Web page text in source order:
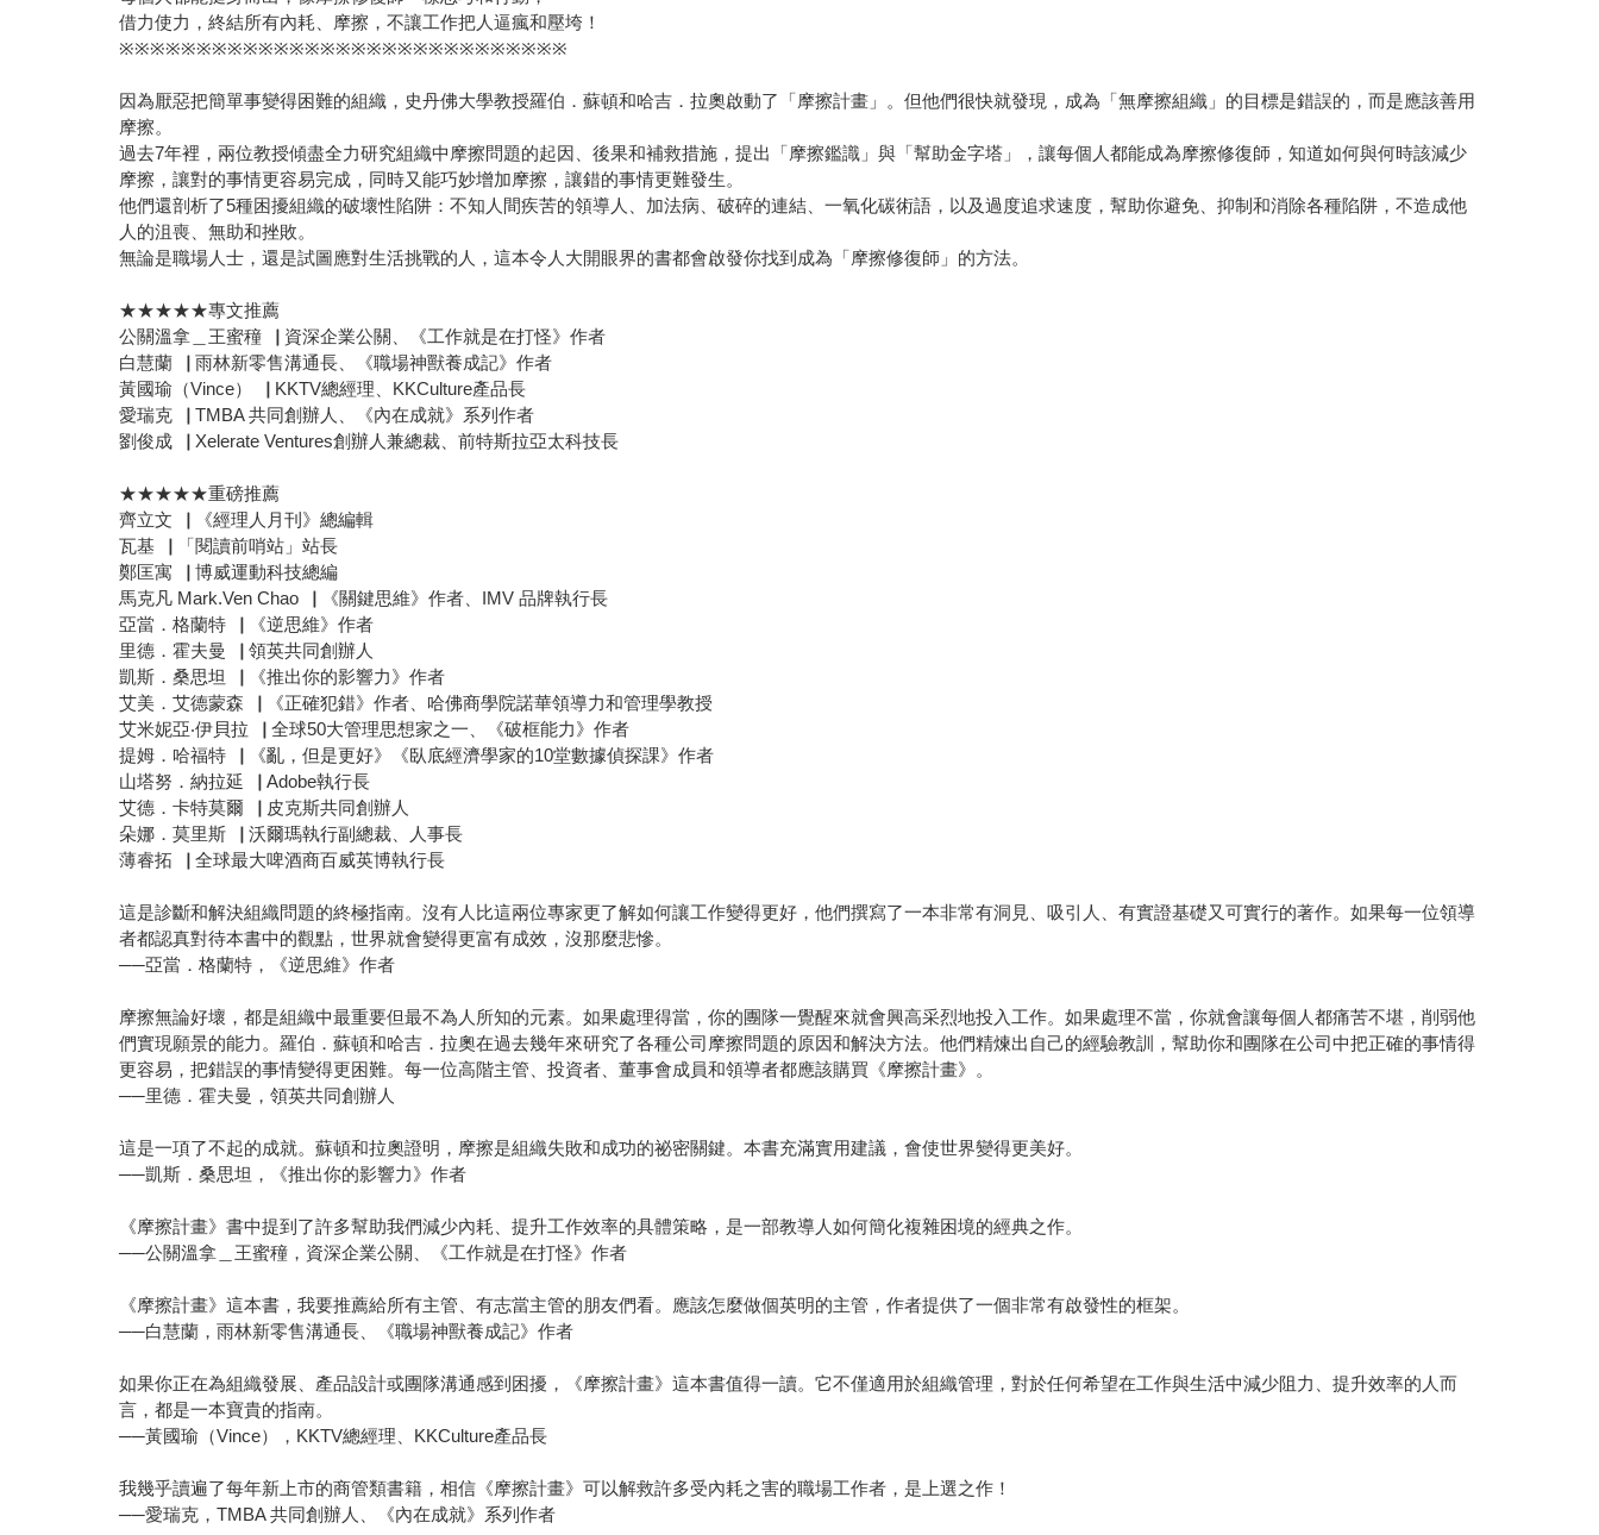
借力使力，終結所有內耗、摩擦，不讓工作把人逼瘋和壓垮！
※※※※※※※※※※※※※※※※※※※※※※※※※※※※※
因為厭惡把簡單事變得困難的組織，史丹佛大學教授羅伯．蘇頓和哈吉．拉奧啟動了「摩擦計畫」。但他們很快就發現，成為「無摩擦組織」的目標是錯誤的，而是應該善用
摩擦。
過去7年裡，兩位教授傾盡全力研究組織中摩擦問題的起因、後果和補救措施，提出「摩擦鑑識」與「幫助金字塔」，讓每個人都能成為摩擦修復師，知道如何與何時該減少
摩擦，讓對的事情更容易完成，同時又能巧妙增加摩擦，讓錯的事情更難發生。
他們還剖析了5種困擾組織的破壞性陷阱：不知人間疾苦的領導人、加法病、破碎的連結、一氧化碳術語，以及過度追求速度，幫助你避免、抑制和消除各種陷阱，不造成他
人的沮喪、無助和挫敗。
無論是職場人士，還是試圖應對生活挑戰的人，這本令人大開眼界的書都會啟發你找到成為「摩擦修復師」的方法。
★★★★★專文推薦
公關溫拿＿王蜜穜▕ 資深企業公關、《工作就是在打怪》作者
白慧蘭▕ 雨林新零售溝通長、《職場神獸養成記》作者
黃國瑜（Vince）▕ KKTV總經理、KKCulture產品長
愛瑞克▕ TMBA 共同創辦人、《內在成就》系列作者
劉俊成▕ Xelerate Ventures創辦人兼總裁、前特斯拉亞太科技長
★★★★★重磅推薦
齊立文▕ 《經理人月刊》總編輯
瓦基▕ 「閱讀前哨站」站長
鄭匡寓▕ 博威運動科技總編
馬克凡 Mark.Ven Chao▕ 《關鍵思維》作者、IMV 品牌執行長
亞當．格蘭特▕ 《逆思維》作者
里德．霍夫曼▕ 領英共同創辦人
凱斯．桑思坦▕ 《推出你的影響力》作者
艾美．艾德蒙森▕ 《正確犯錯》作者、哈佛商學院諾華領導力和管理學教授
艾米妮亞‧伊貝拉▕ 全球50大管理思想家之一、《破框能力》作者
提姆．哈福特▕ 《亂，但是更好》《臥底經濟學家的10堂數據偵探課》作者
山塔努．納拉延▕ Adobe執行長
艾德．卡特莫爾▕ 皮克斯共同創辦人
朵娜．莫里斯▕ 沃爾瑪執行副總裁、人事長
薄睿拓▕ 全球最大啤酒商百威英博執行長
這是診斷和解決組織問題的終極指南。沒有人比這兩位專家更了解如何讓工作變得更好，他們撰寫了一本非常有洞見、吸引人、有實證基礎又可實行的著作。如果每一位領導
者都認真對待本書中的觀點，世界就會變得更富有成效，沒那麼悲慘。
──亞當．格蘭特，《逆思維》作者
摩擦無論好壞，都是組織中最重要但最不為人所知的元素。如果處理得當，你的團隊一覺醒來就會興高采烈地投入工作。如果處理不當，你就會讓每個人都痛苦不堪，削弱他
們實現願景的能力。羅伯．蘇頓和哈吉．拉奧在過去幾年來研究了各種公司摩擦問題的原因和解決方法。他們精煉出自己的經驗教訓，幫助你和團隊在公司中把正確的事情得
更容易，把錯誤的事情變得更困難。每一位高階主管、投資者、董事會成員和領導者都應該購買《摩擦計畫》。
──里德．霍夫曼，領英共同創辦人
這是一項了不起的成就。蘇頓和拉奧證明，摩擦是組織失敗和成功的祕密關鍵。本書充滿實用建議，會使世界變得更美好。
──凱斯．桑思坦，《推出你的影響力》作者
《摩擦計畫》書中提到了許多幫助我們減少內耗、提升工作效率的具體策略，是一部教導人如何簡化複雜困境的經典之作。
──公關溫拿＿王蜜穜，資深企業公關、《工作就是在打怪》作者
《摩擦計畫》這本書，我要推薦給所有主管、有志當主管的朋友們看。應該怎麼做個英明的主管，作者提供了一個非常有啟發性的框架。
──白慧蘭，雨林新零售溝通長、《職場神獸養成記》作者
如果你正在為組織發展、產品設計或團隊溝通感到困擾，《摩擦計畫》這本書值得一讀。它不僅適用於組織管理，對於任何希望在工作與生活中減少阻力、提升效率的人而
言，都是一本寶貴的指南。
──黃國瑜（Vince），KKTV總經理、KKCulture產品長
我幾乎讀遍了每年新上市的商管類書籍，相信《摩擦計畫》可以解救許多受內耗之害的職場工作者，是上選之作！
──愛瑞克，TMBA 共同創辦人、《內在成就》系列作者